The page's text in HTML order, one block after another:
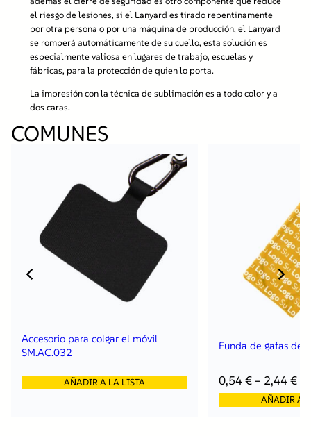
o
y
c
i
e
r
e
s
u
M
.
a
el riesgo de lesiones, si el Lanyard es tirado repentinamente
por otra persona o por una máquina de producción, el Lanyard
se romperá automáticamente de su cuello, esta solución es
especialmente valiosa en lugares de trabajo, escuelas y
fábricas, para la protección de quien lo porta.
La impresión con la técnica de sublimación es a todo color y a
dos caras.
COMUNES
Accesorio para colgar el móvil
SM.AC.032
AÑADIR A LA LISTA
Funda de gafas de
0,54€ – 2,44€
AÑADIR A